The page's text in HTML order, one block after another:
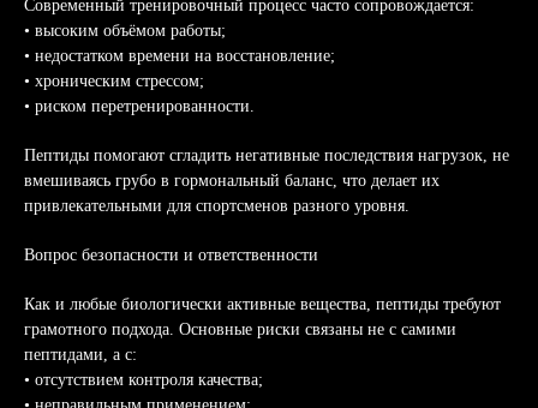
Современный тренировочный процесс часто сопровождается:
• высоким объёмом работы;
• недостатком времени на восстановление;
• хроническим стрессом;
• риском перетренированности.
Пептиды помогают сгладить негативные последствия нагрузок, не
вмешиваясь грубо в гормональный баланс, что делает их
привлекательными для спортсменов разного уровня.
Вопрос безопасности и ответственности
Как и любые биологически активные вещества, пептиды требуют
грамотного подхода. Основные риски связаны не с самими
пептидами, а с:
• отсутствием контроля качества;